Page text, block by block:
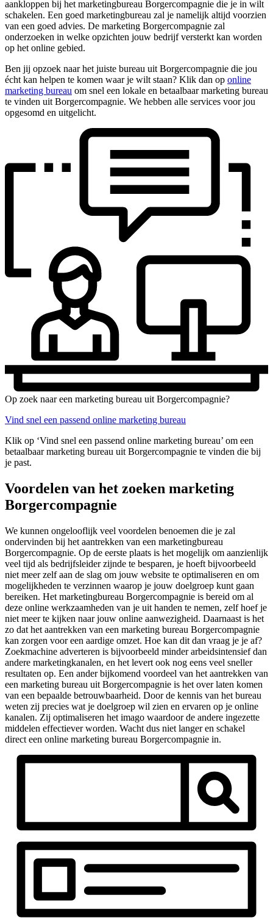
aankloppen bij het marketingbureau Borgercompagnie die je in wilt
schakelen. Een goed marketingbureau zal je namelijk altijd voorzien
van een goed advies. De marketing Borgercompagnie zal
onderzoeken in welke opzichten jouw bedrijf versterkt kan worden
op het online gebied.
Ben jij opzoek naar het juiste bureau uit Borgercompagnie die jou
écht kan helpen te komen waar je wilt staan? Klik dan op online
marketing bureau om snel een lokale en betaalbaar marketing bureau
te vinden uit Borgercompagnie. We hebben alle services voor jou
opgesomd en uitgelicht.
Op zoek naar een marketing bureau uit Borgercompagnie?
Vind snel een passend online marketing bureau
Klik op ‘Vind snel een passend online marketing bureau’ om een
betaalbaar marketing bureau uit Borgercompagnie te vinden die bij
je past.
Voordelen van het zoeken marketing
Borgercompagnie
We kunnen ongelooflijk veel voordelen benoemen die je zal
ondervinden bij het aantrekken van een marketingbureau
Borgercompagnie. Op de eerste plaats is het mogelijk om aanzienlijk
veel tijd als bedrijfsleider zijnde te besparen, je hoeft bijvoorbeeld
niet meer zelf aan de slag om jouw website te optimaliseren en om
mogelijkheden te verzinnen waarop je jouw doelgroep kunt gaan
bereiken. Het marketingbureau Borgercompagnie is bereid om al
deze online werkzaamheden van je uit handen te nemen, zelf hoef je
niet meer te kijken naar jouw online aanwezigheid. Daarnaast is het
zo dat het aantrekken van een marketing bureau Borgercompagnie
kan zorgen voor een aardige omzet. Hoe kan dit dan vraag je je af?
Zoekmachine adverteren is bijvoorbeeld minder arbeidsintensief dan
andere marketingkanalen, en het levert ook nog eens veel sneller
resultaten op. Een ander bijkomend voordeel van het aantrekken van
een marketing bureau uit Borgercompagnie is het over laten komen
van een bepaalde betrouwbaarheid. Door de kennis van het bureau
weten zij precies wat je doelgroep wil zien en ervaren op je online
kanalen. Zij optimaliseren het imago waardoor de andere ingezette
middelen effectiever worden. Wacht dus niet langer en schakel
direct een online marketing bureau Borgercompagnie in.